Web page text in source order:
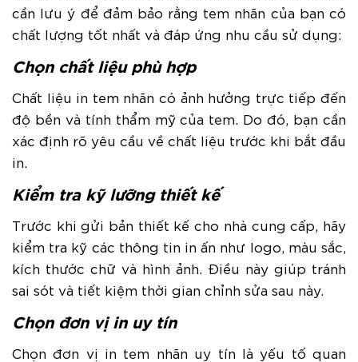
cần lưu ý để đảm bảo rằng tem nhãn của bạn có
chất lượng tốt nhất và đáp ứng nhu cầu sử dụng:
Chọn chất liệu phù hợp
Chất liệu in tem nhãn có ảnh hưởng trực tiếp đến
độ bền và tính thẩm mỹ của tem. Do đó, bạn cần
xác định rõ yêu cầu về chất liệu trước khi bắt đầu
in.
Kiểm tra kỹ lưỡng thiết kế
Trước khi gửi bản thiết kế cho nhà cung cấp, hãy
kiểm tra kỹ các thông tin in ấn như logo, màu sắc,
kích thước chữ và hình ảnh. Điều này giúp tránh
sai sót và tiết kiệm thời gian chỉnh sửa sau này.
Chọn đơn vị in uy tín
Chọn đơn vị in tem nhãn uy tín là yếu tố quan